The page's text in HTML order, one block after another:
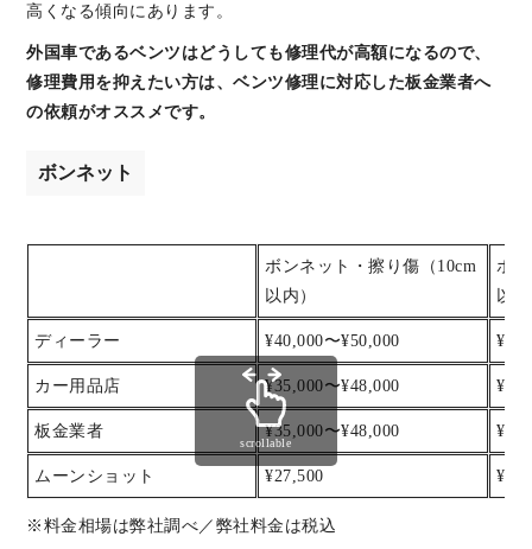
高くなる傾向にあります。
外国車であるベンツはどうしても修理代が高額になるので、
修理費用を抑えたい方は、ベンツ修理に対応した板金業者へ
の依頼がオススメです。
ボンネット
ボンネット・擦り傷（10cm
以内）
ボ
以
ディーラー ¥40,000〜¥50,000
カー用品店 ¥35,000〜¥48,000
板金業者 ¥35,000〜¥48,000
ムーンショット ¥27,500
※料金相場は弊社調べ／弊社料金は税込
scrollable